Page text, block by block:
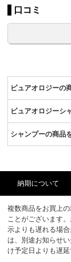
口コミ
ピュアオロジーの
ピュアオロジーシ
シャンプーの商品
納期について
複数商品をお買上
ことがございます
示よりも遅れる場
は、別途お知らせ
け予定日よりも遅